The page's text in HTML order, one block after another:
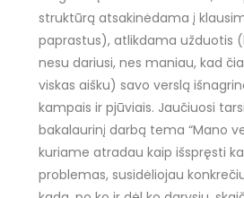
struktūrą atsakinėdama į
paprastus), atlikdama užduotis
nesu dariusi, nes maniau, kad
viskas aišku) savo verslą
kampais ir pjūviais. Jaučiuosi
bakalaurinį darbą tema “Mano
kuriame atradau kaip išspręsti
problemas, susidėliojau